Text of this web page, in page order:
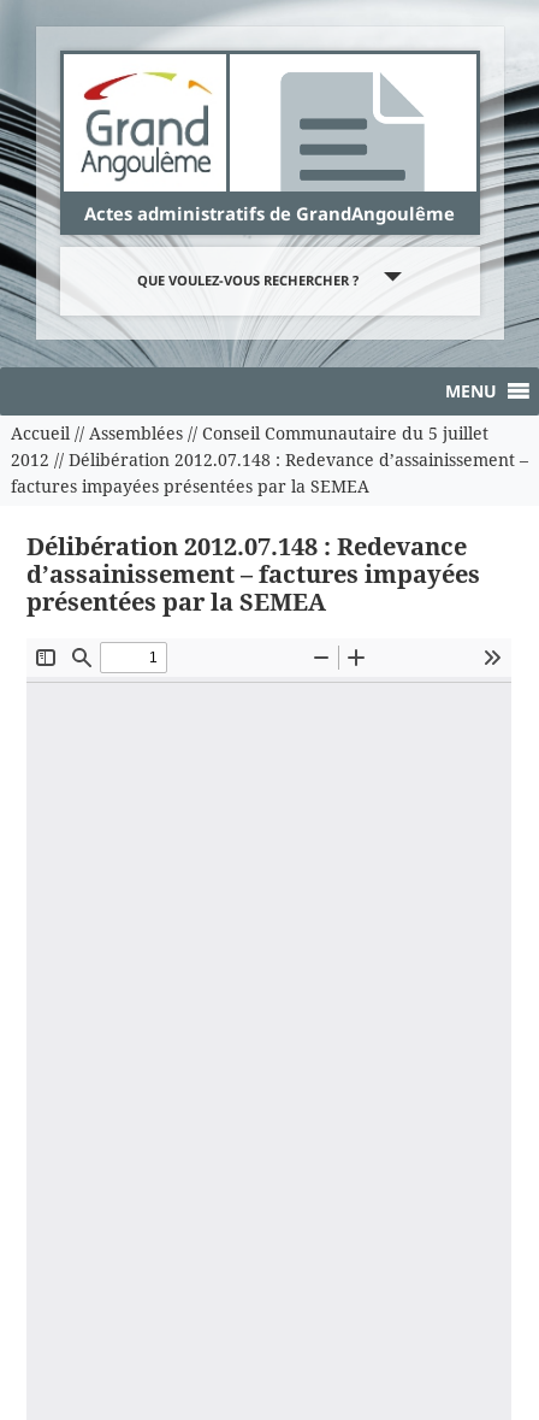
Actes administratifs de GrandAngoulême
QUE VOULEZ-VOUS RECHERCHER ?
MENU
Accueil// Assemblées// Conseil Communautaire du 5 juillet
2012 // Délibération 2012.07.148 : Redevance d’assainissement –
factures impayées présentées par la SEMEA
Délibération 2012.07.148 : Redevance
d’assainissement – factures impayées
présentées par la SEMEA
Panneau de gestion des cookies